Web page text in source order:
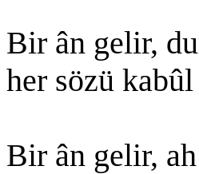
Bir ân gelir,
her sözü
Bir ân gelir,